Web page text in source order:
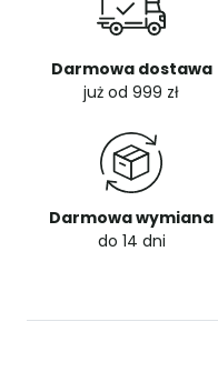
Darmowa dostawa
już od 999 zł
Darmowa wymiana
do 14 dni